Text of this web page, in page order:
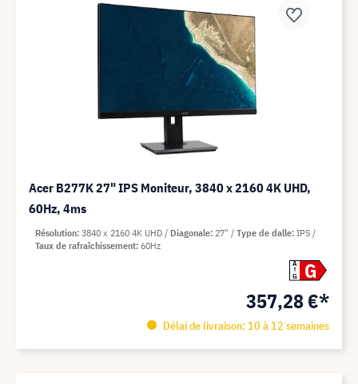
Acer B277K 27" IPS Moniteur, 3840 x 2160 4K UHD,
60Hz, 4ms
A
G
G
357,28 €*
Délai de livraison: 10 à 12 semaines
Résolution 3840 x 2160 4K UHD Diagonale 27" Type de dalle IPS
Taux de rafraîchissement 60Hz